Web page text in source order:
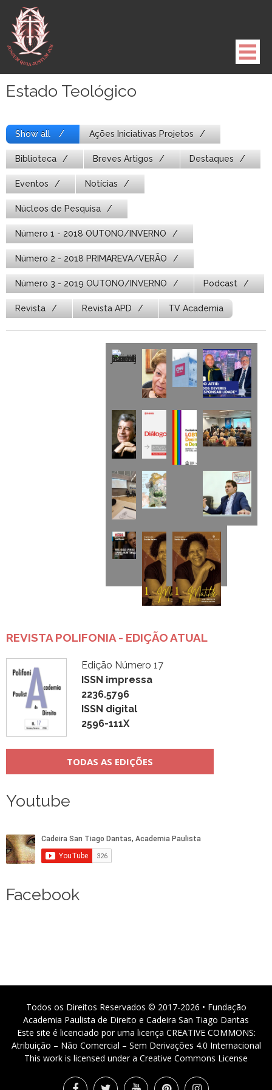
para
conteúdo
Estado Teológico
Show all Ações Iniciativas Projetos
Biblioteca Breves Artigos Destaques
Eventos Notícias
Núcleos de Pesquisa
Número 1 - 2018 OUTONO/INVERNO
Número 2 - 2018 PRIMAREVA/VERÃO
Número 3 - 2019 OUTONO/INVERNO Podcast
Revista Revista APD TV Academia
REVISTA POLIFONIA - EDIÇÃO ATUAL
Edição Número 17
ISSN impressa
2236.5796
ISSN digital
2596-111X
TODAS AS EDIÇÕES
Youtube
Facebook
Todos os Direitos Reservados © 2017-2026 • Fundação
Academia Paulista de Direito e Cadeira San Tiago Dantas
Este site é licenciado por uma licença CREATIVE COMMONS:
Atribuição – Não Comercial – Sem Derivações 4.0 Internacional
This work is licensed under a Creative Commons License